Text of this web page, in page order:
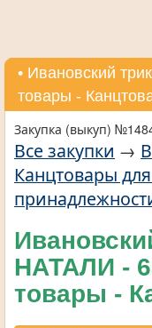
• Ивановский
товары -
Закупка (выкуп)
Все закупки →
Канцтовары
НАТАЛИ -
товары -